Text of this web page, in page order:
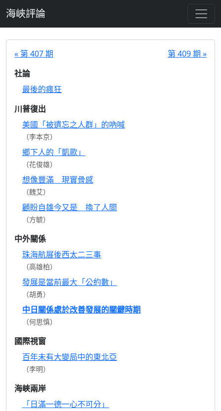
海峽評論
« 第 407 期
第 409 期 »
社論
最後的瘋狂
川普復出
美國「被遺忘之人群」的吶喊
（李本京）
鄉下人的「凱歌」
（花俊雄）
想像豐滿 現實骨感
（魏艾）
顧盼自雄今又是 換了人間
（方毓）
中外關係
珠海航展後西太二三事
（高雄柏）
發展是當前最大「公約數」
（胡勇）
中日關係處於改善發展的關鍵時期
（何思慎）
國際視窗
百年未有大變局中的東北亞
（李明）
海峽兩岸
「日滿一德一心不可分」